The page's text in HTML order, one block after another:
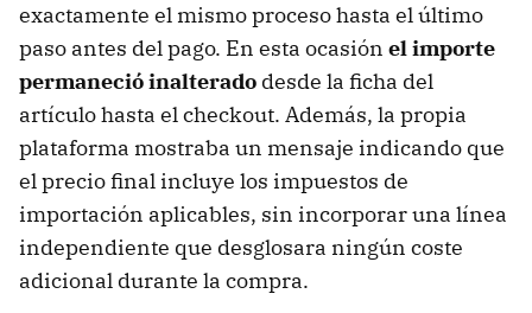
exactamente el mismo proceso hasta el último
paso antes del pago. En esta ocasión el importe
permaneció inalterado desde la ficha del
artículo hasta el checkout. Además, la propia
plataforma mostraba un mensaje indicando que
el precio final incluye los impuestos de
importación aplicables, sin incorporar una línea
independiente que desglosara ningún coste
adicional durante la compra.